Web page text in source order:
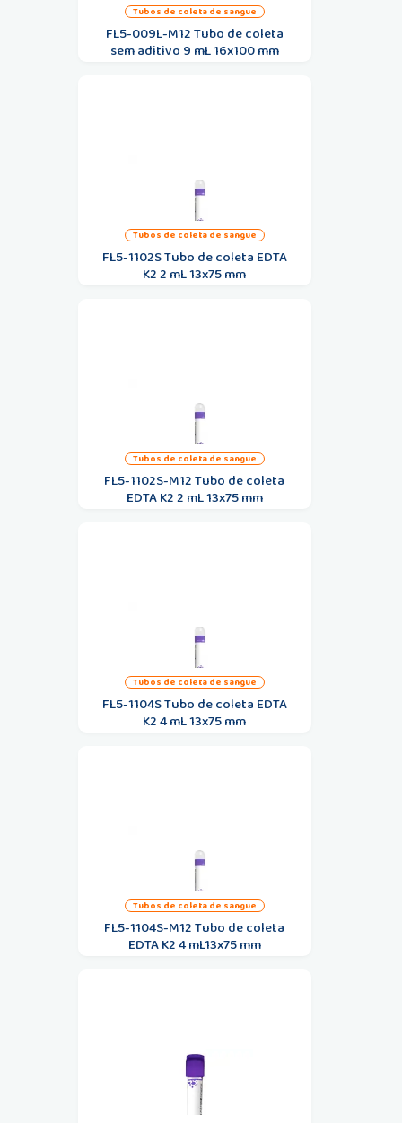
tubos de coleta de sangue
FL5-009L-M12 Tubo de coleta
sem aditivo 9 mL 16x100 mm
tubos de coleta de sangue
FL5-1102S Tubo de coleta EDTA
K2 2 mL 13x75 mm
tubos de coleta de sangue
FL5-1102S-M12 Tubo de coleta
EDTA K2 2 mL 13x75 mm
tubos de coleta de sangue
FL5-1104S Tubo de coleta EDTA
K2 4 mL 13x75 mm
tubos de coleta de sangue
FL5-1104S-M12 Tubo de coleta
EDTA K2 4 mL13x75 mm